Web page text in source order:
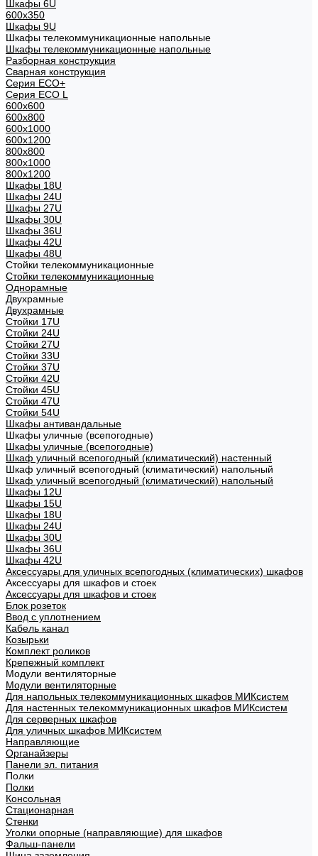
Шкафы 6U
600x350
Шкафы 9U
Шкафы телекоммуникационные напольные
Шкафы телекоммуникационные напольные
Разборная конструкция
Сварная конструкция
Серия ECO+
Серия ECO L
600x600
600x800
600х1000
600х1200
800x800
800х1000
800х1200
Шкафы 18U
Шкафы 24U
Шкафы 27U
Шкафы 30U
Шкафы 36U
Шкафы 42U
Шкафы 48U
Стойки телекоммуникационные
Стойки телекоммуникационные
Однорамные
Двухрамные
Двухрамные
Стойки 17U
Стойки 24U
Стойки 27U
Стойки 33U
Стойки 37U
Стойки 42U
Стойки 45U
Стойки 47U
Стойки 54U
Шкафы антивандальные
Шкафы уличные (всепогодные)
Шкафы уличные (всепогодные)
Шкаф уличный всепогодный (климатический) настенный
Шкаф уличный всепогодный (климатический) напольный
Шкаф уличный всепогодный (климатический) напольный
Шкафы 12U
Шкафы 15U
Шкафы 18U
Шкафы 24U
Шкафы 30U
Шкафы 36U
Шкафы 42U
Аксессуары для уличных всепогодных (климатических) шкафов
Аксессуары для шкафов и стоек
Аксессуары для шкафов и стоек
Блок розеток
Ввод с уплотнением
Кабель канал
Козырьки
Комплект роликов
Крепежный комплект
Модули вентиляторные
Модули вентиляторные
Для напольных телекоммуникационных шкафов МИКсистем
Для настенных телекоммуникационных шкафов МИКсистем
Для серверных шкафов
Для уличных шкафов МИКсистем
Направляющие
Органайзеры
Панели эл. питания
Полки
Полки
Консольная
Стационарная
Стенки
Уголки опорные (направляющие) для шкафов
Фальш-панели